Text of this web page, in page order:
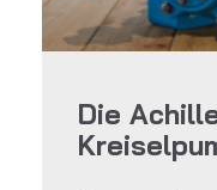
Die